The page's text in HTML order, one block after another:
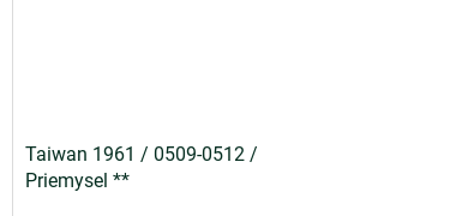
Taiwan 1961 / 0509-0512 /
Priemysel **